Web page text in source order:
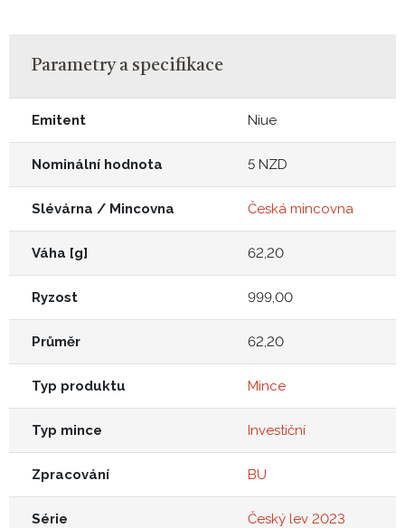
Parametry a specifikace
Emitent Niue
Nominální hodnota 5 NZD
Slévárna / Mincovna Česká mincovna
Váha [g] 62,20
Ryzost 999,00
Průměr 62,20
Typ produktu Mince
Typ mince Investiční
Zpracování BU
Série Český lev 2023